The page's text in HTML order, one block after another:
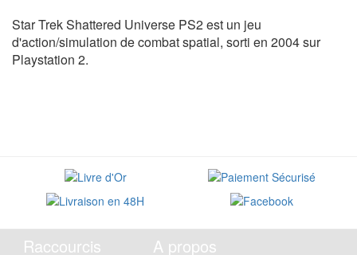
Star Trek Shattered Universe PS2 est un jeu
d'action/simulation de combat spatial, sorti en 2004 sur
Playstation 2.
Raccourcis A propos